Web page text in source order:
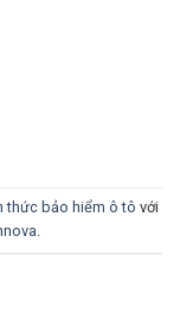
thức bảo hiểm ô tô với
.